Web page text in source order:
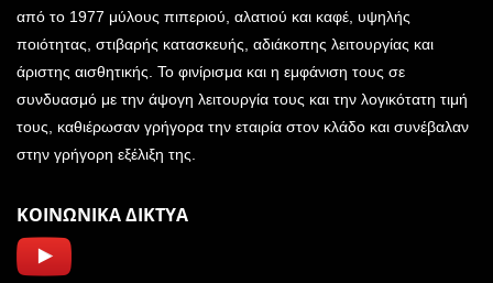
από το 1977 μύλους πιπεριού, αλατιού και καφέ, υψηλής
ποιότητας, στιβαρής κατασκευής, αδιάκοπης λειτουργίας και
άριστης αισθητικής. Το φινίρισμα και η εμφάνιση τους σε
συνδυασμό με την άψογη λειτουργία τους και την λογικότατη τιμή
τους, καθιέρωσαν γρήγορα την εταιρία στον κλάδο και συνέβαλαν
στην γρήγορη εξέλιξη της.
ΚΟΙΝΩΝΙΚΑ ΔΙΚΤΥΑ